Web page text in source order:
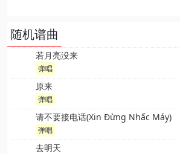
随机谱曲
若月亮没来
弹唱
原来
弹唱
请不要接电话(Xin Đừng Nhấc Máy)
弹唱
去明天